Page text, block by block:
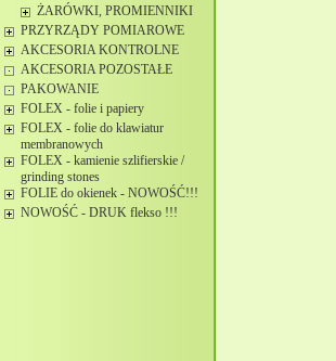
ŻARÓWKI, PROMIENNIKI
PRZYRZĄDY POMIAROWE
AKCESORIA KONTROLNE
AKCESORIA POZOSTAŁE
PAKOWANIE
FOLEX - folie i papiery
FOLEX - folie do klawiatur
membranowych
FOLEX - kamienie szlifierskie /
grinding stones
FOLIE do okienek - NOWOŚĆ!!!
NOWOŚĆ - DRUK flekso !!!